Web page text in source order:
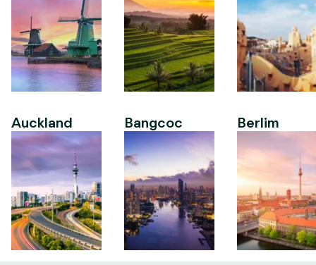
Auckland Bangcoc Berlim